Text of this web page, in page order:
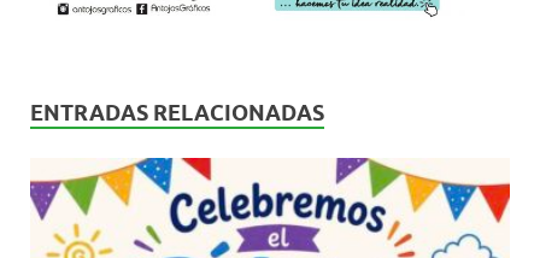
ENTRADAS RELACIONADAS